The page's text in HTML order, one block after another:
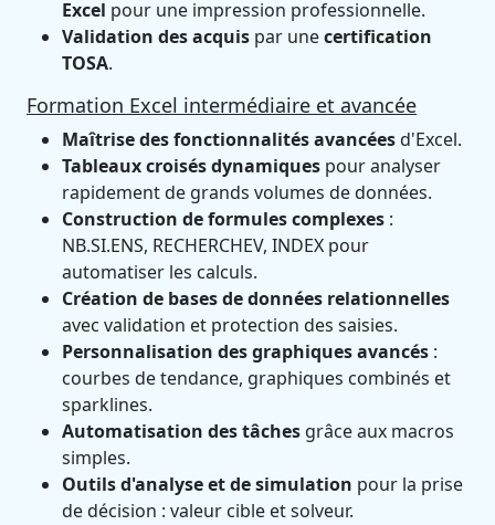
Excel pour une impression professionnelle.
Validation des acquis par unecertification
TOSA.
Formation Excel intermédiaire et avancée
Maîtrise des fonctionnalités avancéesd'Excel.
Tableaux croisés dynamiques pour analyser
rapidement de grands volumes de données.
Construction de formules complexes :
NB.SI.ENS, RECHERCHEV, INDEX pour
automatiser les calculs.
Création de bases de données relationnelles
avec validation et protection des saisies.
Personnalisation des graphiques avancés :
courbes de tendance, graphiques combinés et
sparklines.
Automatisation des tâches grâce aux macros
simples.
Outils d'analyse et de simulation pour la prise
de décision : valeur cible et solveur.